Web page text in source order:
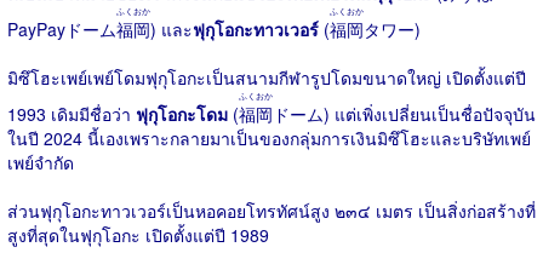
PayPayドーム福岡
ふくおか
) และฟุกุโอกะทาวเวอร์ (福岡
ふくおか
タワー)
มิซึโฮะเพย์เพย์โดมฟุกุโอกะเป็นสนามกีฬารูปโดมขนาดใหญ่ เปิดตั้งแต่ปี
1993 เดิมมีชื่อว่า ฟุกุโอกะโดม (福岡
ふくおか
ドーム) แต่เพิ่งเปลี่ยนเป็นชื่อปัจจุบัน
ในปี 2024 นี้เองเพราะกลายมาเป็นของกลุ่มการเงินมิซึโฮะและบริษัทเพย์
เพย์จำกัด
ส่วนฟุกุโอกะทาวเวอร์เป็นหอคอยโทรทัศน์สูง ๒๓๔ เมตร เป็นสิ่งก่อสร้างที่
สูงที่สุดในฟุกุโอกะ เปิดตั้งแต่ปี 1989